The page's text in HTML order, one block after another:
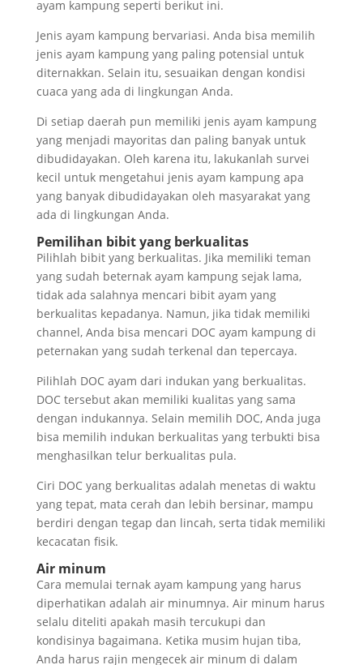
ayam kampung seperti berikut ini.
Jenis ayam kampung bervariasi. Anda bisa memilih
jenis ayam kampung yang paling potensial untuk
diternakkan. Selain itu, sesuaikan dengan kondisi
cuaca yang ada di lingkungan Anda.
Di setiap daerah pun memiliki jenis ayam kampung
yang menjadi mayoritas dan paling banyak untuk
dibudidayakan. Oleh karena itu, lakukanlah survei
kecil untuk mengetahui jenis ayam kampung apa
yang banyak dibudidayakan oleh masyarakat yang
ada di lingkungan Anda.
Pemilihan bibit yang berkualitas
Pilihlah bibit yang berkualitas. Jika memiliki teman
yang sudah beternak ayam kampung sejak lama,
tidak ada salahnya mencari bibit ayam yang
berkualitas kepadanya. Namun, jika tidak memiliki
channel, Anda bisa mencari DOC ayam kampung di
peternakan yang sudah terkenal dan tepercaya.
Pilihlah DOC ayam dari indukan yang berkualitas.
DOC tersebut akan memiliki kualitas yang sama
dengan indukannya. Selain memilih DOC, Anda juga
bisa memilih indukan berkualitas yang terbukti bisa
menghasilkan telur berkualitas pula.
Ciri DOC yang berkualitas adalah menetas di waktu
yang tepat, mata cerah dan lebih bersinar, mampu
berdiri dengan tegap dan lincah, serta tidak memiliki
kecacatan fisik.
Air minum
Cara memulai ternak ayam kampung yang harus
diperhatikan adalah air minumnya. Air minum harus
selalu diteliti apakah masih tercukupi dan
kondisinya bagaimana. Ketika musim hujan tiba,
Anda harus rajin mengecek air minum di dalam